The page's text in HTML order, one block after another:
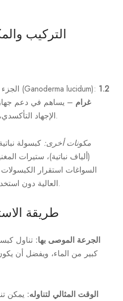
🔬 التركيب
الجزء المثمر من فطر ريشي (Ganoderma lucidum): 1.2
غرام – يساهم في دعم جهاز
الإجهاد التأكسدي، والتوازن العام للجسم.
مكونات أخرى: كبسولة
(ألياف نباتية)، ستيرات
السواغات استقرار
العالية دون استخدام مكونات من أصل حيواني.
💊 طريقة
الجرعة الموصى بها: تناول
كبير من الماء، ويفضل أن
الوقت المثالي لتناوله: يمكن